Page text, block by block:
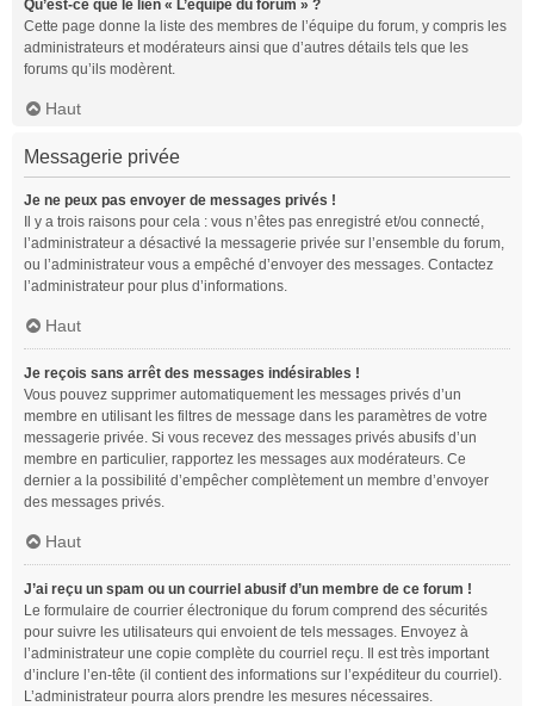
Qu’est-ce que le lien « L’équipe du forum » ?
Cette page donne la liste des membres de l’équipe du forum, y compris les
administrateurs et modérateurs ainsi que d’autres détails tels que les
forums qu’ils modèrent.
Haut
Messagerie privée
Je ne peux pas envoyer de messages privés !
Il y a trois raisons pour cela : vous n’êtes pas enregistré et/ou connecté,
l’administrateur a désactivé la messagerie privée sur l’ensemble du forum,
ou l’administrateur vous a empêché d’envoyer des messages. Contactez
l’administrateur pour plus d’informations.
Haut
Je reçois sans arrêt des messages indésirables !
Vous pouvez supprimer automatiquement les messages privés d’un
membre en utilisant les filtres de message dans les paramètres de votre
messagerie privée. Si vous recevez des messages privés abusifs d’un
membre en particulier, rapportez les messages aux modérateurs. Ce
dernier a la possibilité d’empêcher complètement un membre d’envoyer
des messages privés.
Haut
J’ai reçu un spam ou un courriel abusif d’un membre de ce forum !
Le formulaire de courrier électronique du forum comprend des sécurités
pour suivre les utilisateurs qui envoient de tels messages. Envoyez à
l’administrateur une copie complète du courriel reçu. Il est très important
d’inclure l’en-tête (il contient des informations sur l’expéditeur du courriel).
L’administrateur pourra alors prendre les mesures nécessaires.